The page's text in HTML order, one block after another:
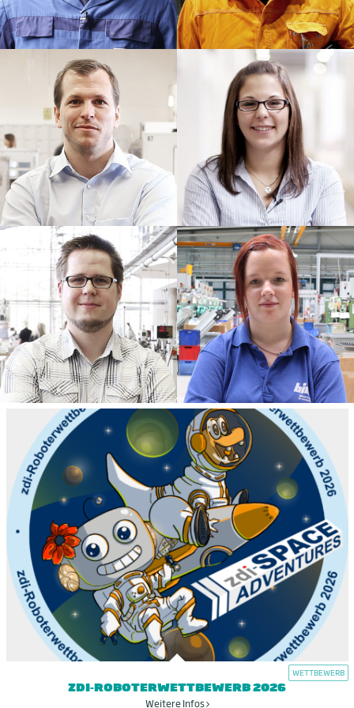
ZDI-ROBOTERWETTBEWERB 2026
Weitere Infos
WETTBEWERB